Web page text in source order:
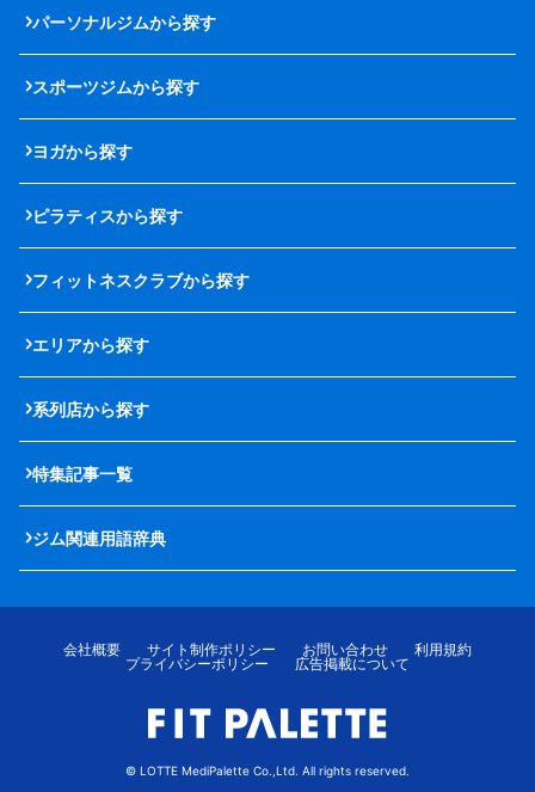
パーソナルジムから探す
スポーツジムから探す
ヨガから探す
ピラティスから探す
フィットネスクラブから探す
エリアから探す
系列店から探す
特集記事一覧
ジム関連用語辞典
会社概要 サイト制作ポリシー お問い合わせ
利用規約
プライバシーポリシー
広告掲載について
© LOTTE MediPalette Co.,Ltd. All rights reserved.